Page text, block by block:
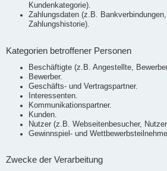
Kundenkategorie).
Zahlungsdaten (z.B.
Zahlungshistorie).
Kategorien betroffener Personen
Beschäftigte (z.B. Angestellte,
Bewerber.
Geschäfts- und Vertragspartner.
Interessenten.
Kommunikationspartner.
Kunden.
Nutzer (z.B. Webseitenbesucher,
Gewinnspiel- und
Zwecke der Verarbeitung